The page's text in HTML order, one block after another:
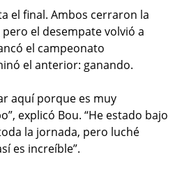
el final. Ambos cerraron la
el desempate volvió a
el campeonato
el anterior: ganando.
aquí porque es muy
explicó Bou. “He estado bajo
la jornada, pero luché
es increíble”.